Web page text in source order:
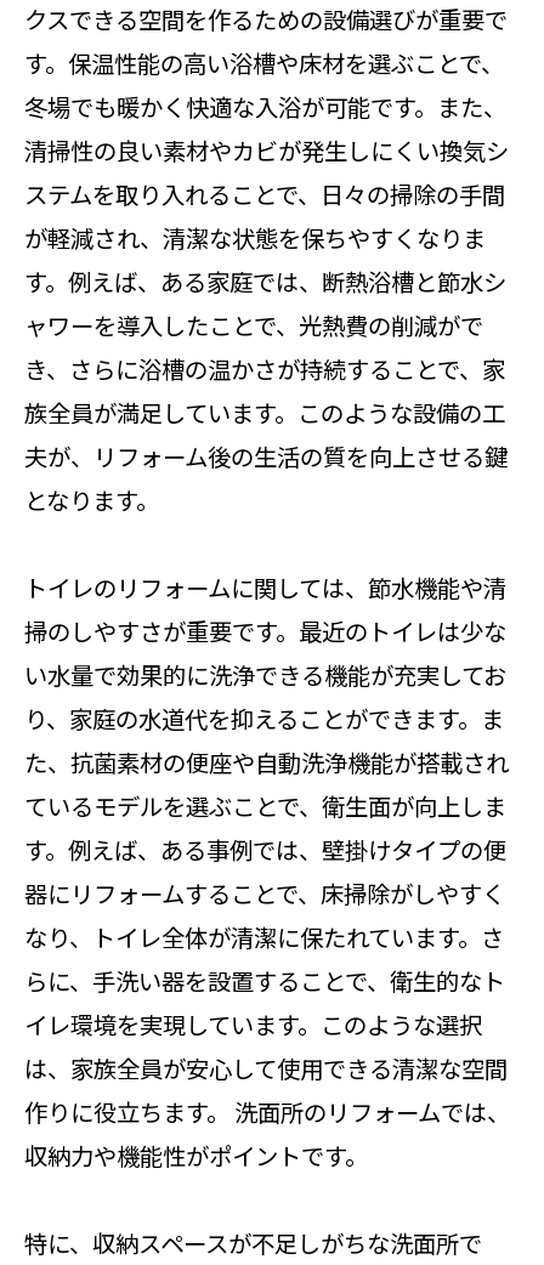
クスできる空間を作るための設備選びが重要で
す。保温性能の高い浴槽や床材を選ぶことで、
冬場でも暖かく快適な入浴が可能です。また、
清掃性の良い素材やカビが発生しにくい換気シ
ステムを取り入れることで、日々の掃除の手間
が軽減され、清潔な状態を保ちやすくなりま
す。例えば、ある家庭では、断熱浴槽と節水シ
ャワーを導入したことで、光熱費の削減がで
き、さらに浴槽の温かさが持続することで、家
族全員が満足しています。このような設備の工
夫が、リフォーム後の生活の質を向上させる鍵
となります。
トイレのリフォームに関しては、節水機能や清
掃のしやすさが重要です。最近のトイレは少な
い水量で効果的に洗浄できる機能が充実してお
り、家庭の水道代を抑えることができます。ま
た、抗菌素材の便座や自動洗浄機能が搭載され
ているモデルを選ぶことで、衛生面が向上しま
す。例えば、ある事例では、壁掛けタイプの便
器にリフォームすることで、床掃除がしやすく
なり、トイレ全体が清潔に保たれています。さ
らに、手洗い器を設置することで、衛生的なト
イレ環境を実現しています。このような選択
は、家族全員が安心して使用できる清潔な空間
作りに役立ちます。 洗面所のリフォームでは、
収納力や機能性がポイントです。
特に、収納スペースが不足しがちな洗面所で